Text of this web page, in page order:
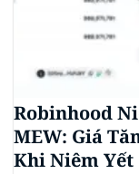
Robinhood
MEW: Giá
Khi Niêm Yết